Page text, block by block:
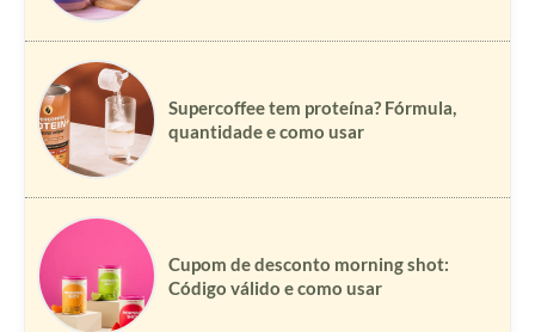
Supercoffee tem proteína? Fórmula,
quantidade e como usar
Cupom de desconto morning shot:
Código válido e como usar